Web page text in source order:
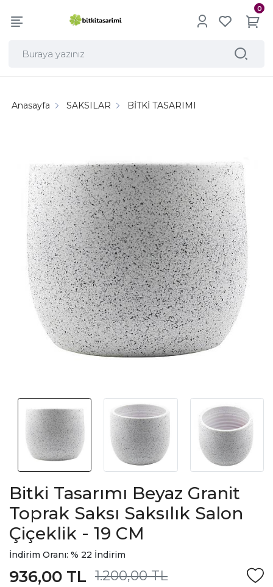
0
Anasayfa SAKSILAR BİTKİ TASARIMI
Bitki Tasarımı Beyaz Granit
Toprak Saksı Saksılık Salon
Çiçeklik - 19 CM
İndirim Oranı: % 22 İndirim
1.200,00 TL
936,00 TL